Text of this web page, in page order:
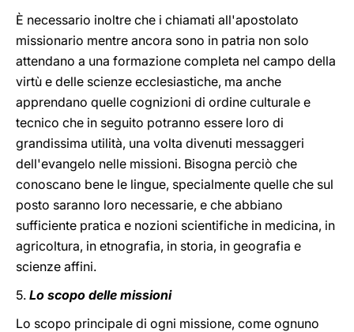
È necessario inoltre che i chiamati all'apostolato
missionario mentre ancora sono in patria non solo
attendano a una formazione completa nel campo della
virtù e delle scienze ecclesiastiche, ma anche
apprendano quelle cognizioni di ordine culturale e
tecnico che in seguito potranno essere loro di
grandissima utilità, una volta divenuti messaggeri
dell'evangelo nelle missioni. Bisogna perciò che
conoscano bene le lingue, specialmente quelle che sul
posto saranno loro necessarie, e che abbiano
sufficiente pratica e nozioni scientifiche in medicina, in
agricoltura, in etnografia, in storia, in geografia e
scienze affini.
5. Lo scopo delle missioni
Lo scopo principale di ogni missione, come ognuno